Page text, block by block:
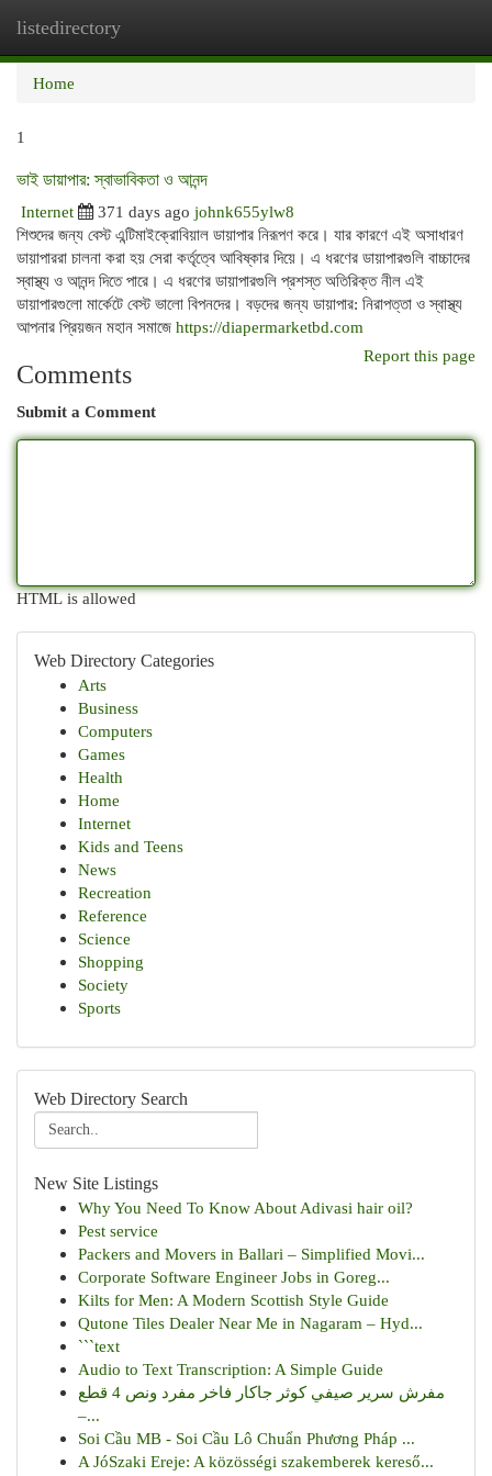
listedirectory
Home
1
ভাই ডায়াপার: স্বাভাবিকতা ও আনন্দ
Internet
371 days ago johnk655ylw8
শিশুদের জন্য বেস্ট এন্টিমাইক্রোবিয়াল ডায়াপার নিরূপণ করে। যার কারণে এই অসাধারণ
ডায়াপাররা চালনা করা হয় সেরা কর্তৃত্বে আবিষ্কার দিয়ে। এ ধরণের ডায়াপারগুলি বাচ্চাদের
স্বাস্থ্য ও আনন্দ দিতে পারে। এ ধরণের ডায়াপারগুলি প্রশস্ত অতিরিক্ত নীল এই
ডায়াপারগুলো মার্কেটে বেস্ট ভালো বিপনদের। বড়দের জন্য ডায়াপার: নিরাপত্তা ও স্বাস্থ্য
আপনার প্রিয়জন মহান সমাজে https://diapermarketbd.com
Report this page
Comments
Submit a Comment
HTML is allowed
Web Directory Categories
Arts
Business
Computers
Games
Health
Home
Internet
Kids and Teens
News
Recreation
Reference
Science
Shopping
Society
Sports
Web Directory Search
New Site Listings
Why You Need To Know About Adivasi hair oil?
Pest service
Packers and Movers in Ballari – Simplified Movi...
Corporate Software Engineer Jobs in Goreg...
Kilts for Men: A Modern Scottish Style Guide
Qutone Tiles Dealer Near Me in Nagaram – Hyd...
```text
Audio to Text Transcription: A Simple Guide
مفرش سرير صيفي كوثر جاكار فاخر مفرد ونص 4 قطع
–...
Soi Cầu MB - Soi Cầu Lô Chuẩn Phương Pháp ...
A JóSzaki Ereje: A közösségi szakemberek kereső...